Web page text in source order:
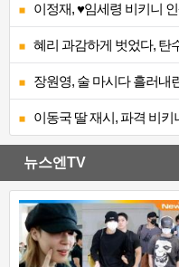
이정재, ♥임세령 비키니
혜리 과감하게 벗었다, 탄
장원영, 술 마시다 흘러내
이동국 딸 재시, 파격 비
뉴스엔TV